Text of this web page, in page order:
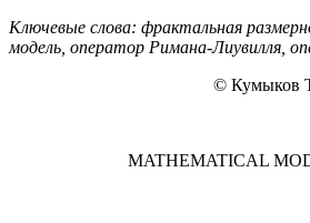
Ключевые слова: фрактальная
модель, оператор Римана-Лиувилля,
© Кумыков
MATHEMATICAL